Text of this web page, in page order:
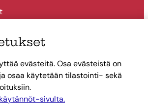
evästeitä. Osa evästeistä on
osaa käytetään tilastointi- sekä
sivulta.